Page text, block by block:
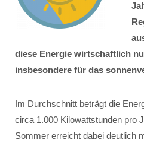
diese Energie wirtschaftlich
insbesondere für das
Im Durchschnitt beträgt die
circa 1.000 Kilowattstunden pro
Sommer erreicht dabei deutlich